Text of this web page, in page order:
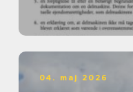
04. maj 2026